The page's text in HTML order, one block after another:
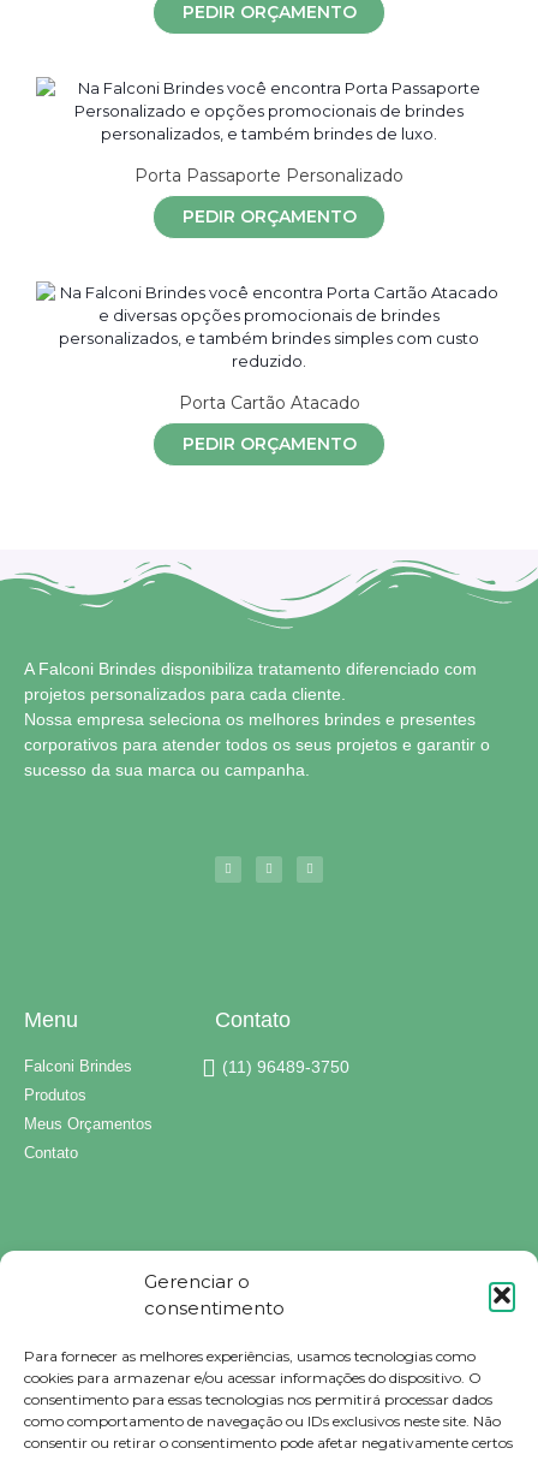
Gerenciar o
consentimento
Para fornecer as melhores experiências, usamos tecnologias como
cookies para armazenar e/ou acessar informações do dispositivo. O
consentimento para essas tecnologias nos permitirá processar dados
como comportamento de navegação ou IDs exclusivos neste site. Não
consentir ou retirar o consentimento pode afetar negativamente certos
PEDIR ORÇAMENTO
Porta Passaporte Personalizado
PEDIR ORÇAMENTO
Porta Cartão Atacado
PEDIR ORÇAMENTO
A Falconi Brindes disponibiliza tratamento diferenciado com
projetos personalizados para cada cliente.
Nossa empresa seleciona os melhores brindes e presentes
corporativos para atender todos os seus projetos e garantir o
sucesso da sua marca ou campanha.
Menu
Falconi Brindes
Produtos
Meus Orçamentos
Contato
Contato
(11) 96489-3750
Brindes Personalizados
Brindes Personalizados SP
Brindes Corporativos
Brindes Corporativos SP